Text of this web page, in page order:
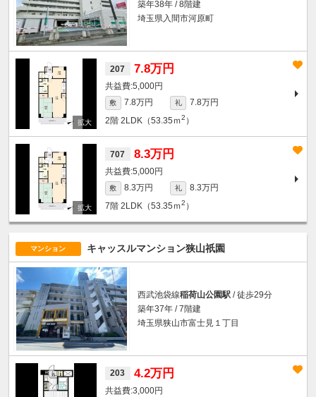
築年38年 / 8階建
埼玉県入間市河原町
207 7.8万円
5,000円
敷 7.8万円 礼
7.8万円
2階 2LDK（53.35ｍ2 ）
707 8.3万円
5,000円
敷 8.3万円 礼
8.3万円
7階 2LDK（53.35ｍ2 ）
マンション キャッスルマンション狭山祇園
西武池袋線稲荷山公園駅 / 徒歩29分
築年37年 / 7階建
埼玉県狭山市富士見１丁目
203 4.2万円
3,000円